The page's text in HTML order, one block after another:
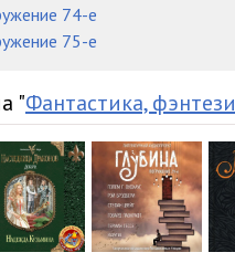
74-е
75-е
"Фантастика, фэнтези